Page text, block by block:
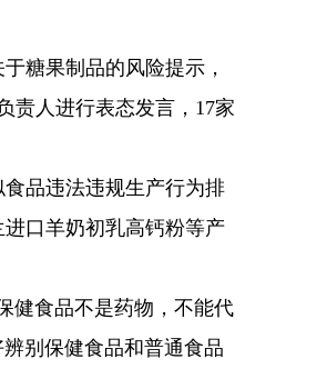
糖果制品的风险提示，
责人进行表态发言，17家
品违法违规生产行为排
口羊奶初乳高钙粉等产
健食品不是药物，不能代
别保健食品和普通食品